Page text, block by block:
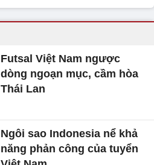
Futsal Việt Nam ngược
dòng ngoạn mục, cầm hòa
Thái Lan
Ngôi sao Indonesia nể khả
năng phản công của tuyển